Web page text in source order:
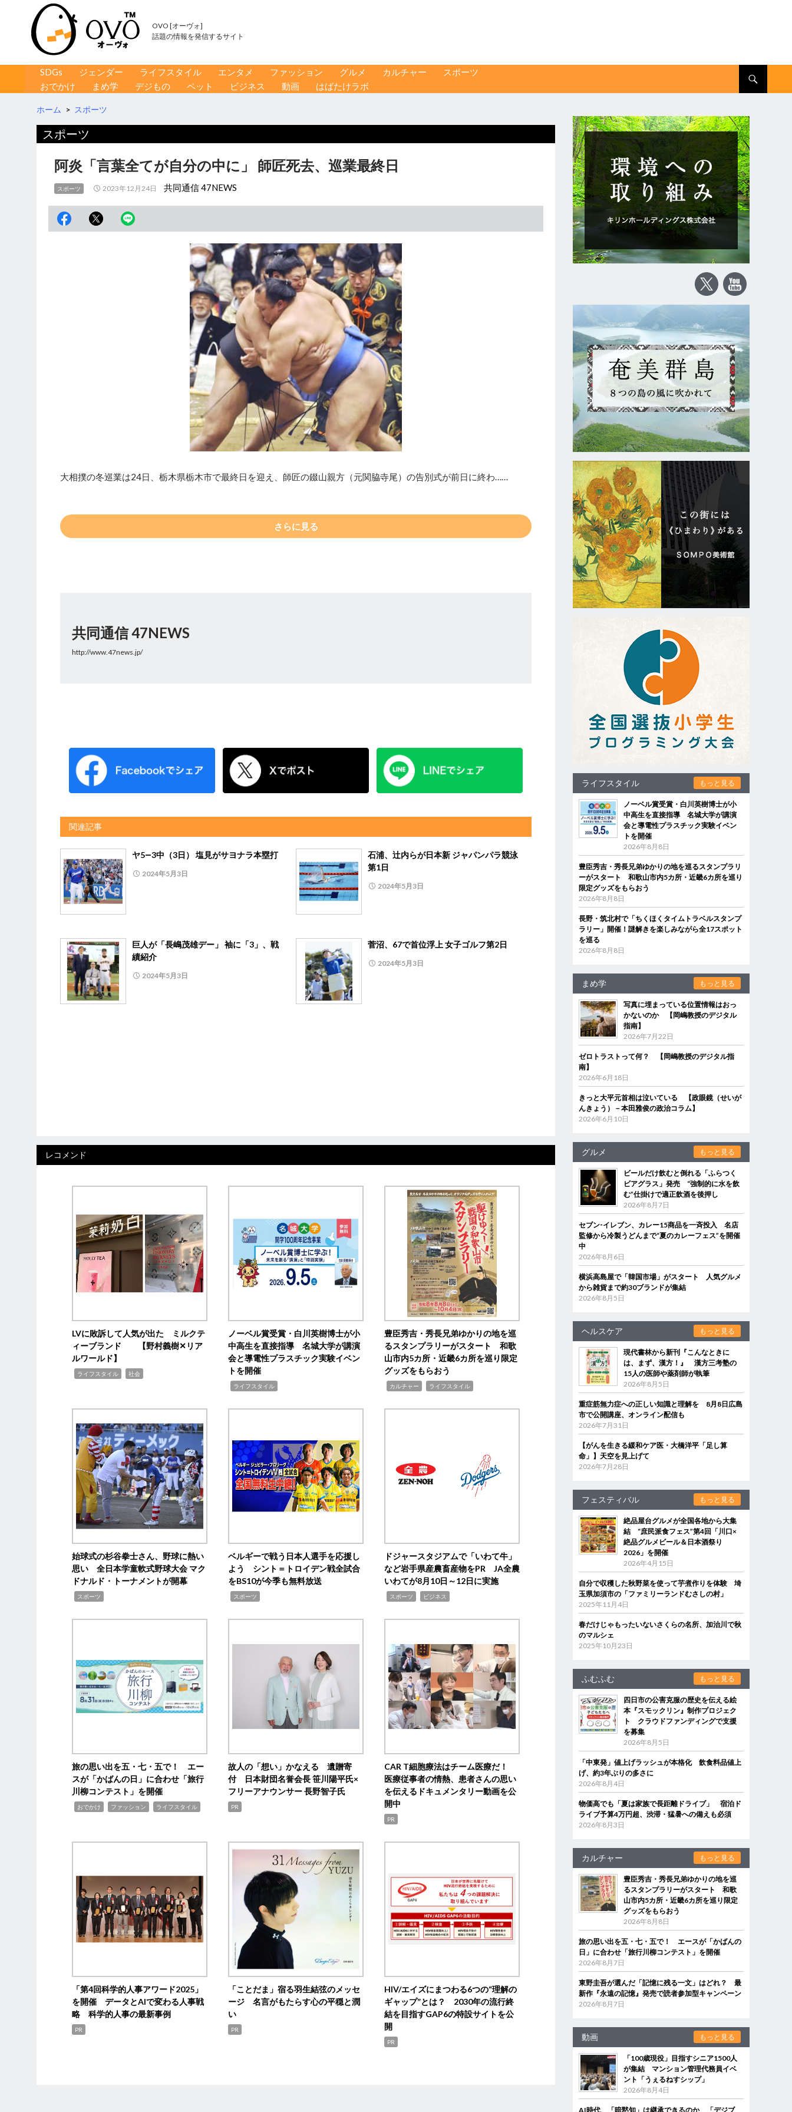
OVO [オーヴォ]
話題の情報を発信するサイト
コンテンツへ移動
SDGs ジェンダー ライフスタイル エンタメ ファッション グルメ カルチャー
スポーツ
おでかけ
まめ学 デジもの ペット ビジネス 動画 はばたけラボ
ホーム > スポーツ
スポーツ
阿炎「言葉全てが自分の中に」 師匠死去、巡業最終日
スポーツ 2023年12月24日 共同通信 47NEWS
大相撲の冬巡業は24日、栃木県栃木市で最終日を迎え、師匠の錣山親方（元関脇寺尾）の告別式が前日に終わ……
さらに見る
共同通信 47NEWS
http://www.47news.jp/
関連記事
ヤ5―3中（3日） 塩見がサヨナラ本塁打
2024年5月3日
石浦、辻内らが日本新 ジャパンパラ競泳
第1日
2024年5月3日
巨人が「長嶋茂雄デー」 袖に「3」、戦
績紹介
2024年5月3日
菅沼、67で首位浮上 女子ゴルフ第2日
2024年5月3日
レコメンド
LVに敗訴して人気が出た ミルクテ
ィーブランド 【野村義樹✕リア
ルワールド】
ライフスタイル 社会
ノーベル賞受賞・白川英樹博士が小
中高生を直接指導 名城大学が講演
会と導電性プラスチック実験イベン
トを開催
ライフスタイル
豊臣秀吉・秀長兄弟ゆかりの地を巡
るスタンプラリーがスタート 和歌
山市内5カ所・近畿6カ所を巡り限定
グッズをもらおう
カルチャー ライフスタイル
始球式の杉谷拳士さん、野球に熱い
思い 全日本学童軟式野球大会 マク
ドナルド・トーナメントが開幕
スポーツ
ベルギーで戦う日本人選手を応援し
よう シント＝トロイデン戦全試合
をBS10が今季も無料放送
スポーツ
ドジャースタジアムで「いわて牛」
など岩手県産農畜産物をPR JA全農
いわてが8月10日～12日に実施
スポーツ ビジネス
旅の思い出を五・七・五で！ エー
スが「かばんの日」に合わせ「旅行
川柳コンテスト」を開催
おでかけ ファッション ライフスタイル
故人の「想い」かなえる 遺贈寄
付 日本財団名誉会長 笹川陽平氏×
フリーアナウンサー 長野智子氏
PR
CAR T細胞療法はチーム医療だ！
医療従事者の情熱、患者さんの思い
を伝えるドキュメンタリー動画を公
開中
PR
「第4回科学的人事アワード2025」
を開催 データとAIで変わる人事戦
略 科学的人事の最新事例
PR
「ことだま」宿る羽生結弦のメッセ
ージ 名言がもたらす心の平穏と潤
い
PR
HIV/エイズにまつわる6つの“理解の
ギャップ”とは？ 2030年の流行終
結を目指すGAP6の特設サイトを公
開
PR
ライフスタイル もっと見る
ノーベル賞受賞・白川英樹博士が小
中高生を直接指導 名城大学が講演
会と導電性プラスチック実験イベン
トを開催
2026年8月8日
豊臣秀吉・秀長兄弟ゆかりの地を巡るスタンプラリ
ーがスタート 和歌山市内5カ所・近畿6カ所を巡り
限定グッズをもらおう
2026年8月8日
長野・筑北村で「ちくほくタイムトラベルスタンプ
ラリー」開催！謎解きを楽しみながら全17スポット
を巡る
2026年8月8日
まめ学 もっと見る
写真に埋まっている位置情報はおっ
かないのか 【岡嶋教授のデジタル
指南】
2026年7月22日
ゼロトラストって何？ 【岡嶋教授のデジタル指
南】
2026年6月18日
きっと大平元首相は泣いている 【政眼鏡（せいが
んきょう）－本田雅俊の政治コラム】
2026年6月10日
グルメ もっと見る
ビールだけ飲むと倒れる「ふらつく
ビアグラス」発売 “強制的に水を飲
む”仕掛けで適正飲酒を後押し
2026年8月7日
セブン‐イレブン、カレー15商品を一斉投入 名店
監修から冷製うどんまで“夏のカレーフェス”を開催
中
2026年8月6日
横浜高島屋で「韓国市場」がスタート 人気グルメ
から雑貨まで約30ブランドが集結
2026年8月5日
ヘルスケア もっと見る
現代書林から新刊『こんなときに
は、まず、漢方！』 漢方三考塾の
15人の医師や薬剤師が執筆
2026年8月5日
重症筋無力症への正しい知識と理解を 8月8日広島
市で公開講座、オンライン配信も
2026年7月31日
【がんを生きる緩和ケア医・大橋洋平「足し算
命」】天空を見上げて
2026年7月28日
フェスティバル もっと見る
絶品屋台グルメが全国各地から大集
結 “庶民派食フェス”第4回「川口×
絶品グルメビール＆日本酒祭り
2026」を開催
2026年4月15日
自分で収穫した秋野菜を使って芋煮作りを体験 埼
玉県加須市の「ファミリーランドむさしの村」
2025年11月4日
春だけじゃもったいないさくらの名所、加治川で秋
のマルシェ
2025年10月23日
ふむふむ もっと見る
四日市の公害克服の歴史を伝える絵
本『スモックリン』制作プロジェク
ト クラウドファンディングで支援
を募集
2026年8月5日
「中東発」値上げラッシュが本格化 飲食料品値上
げ、約3年ぶりの多さに
2026年8月4日
物価高でも「夏は家族で長距離ドライブ」 宿泊ド
ライブ予算4万円超、渋滞・猛暑への備えも必須
2026年8月3日
カルチャー もっと見る
豊臣秀吉・秀長兄弟ゆかりの地を巡
るスタンプラリーがスタート 和歌
山市内5カ所・近畿6カ所を巡り限定
グッズをもらおう
2026年8月8日
旅の思い出を五・七・五で！ エースが「かばんの
日」に合わせ「旅行川柳コンテスト」を開催
2026年8月7日
東野圭吾が選んだ「記憶に残る一文」はどれ？ 最
新作『永遠の記憶』発売で読者参加型キャンペーン
2026年8月7日
動画 もっと見る
「100歳現役」目指すシニア1500人
が集結 マンション管理代務員イベ
ント「うぇるねすシップ」
2026年8月4日
AI時代、「暗黙知」は継承できるのか 「デジブ